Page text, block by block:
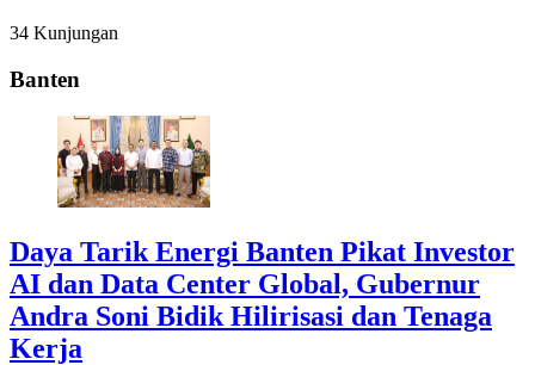
34 Kunjungan
Banten
Daya Tarik Energi Banten Pikat Investor
AI dan Data Center Global, Gubernur
Andra Soni Bidik Hilirisasi dan Tenaga
Kerja